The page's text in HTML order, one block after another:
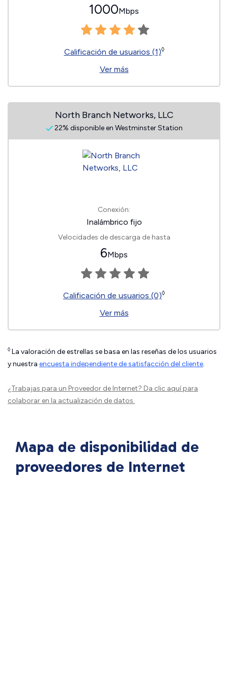
1000Mbps
Calificación de usuarios (1)◊
Ver más
North Branch Networks, LLC
22% disponible en Westminster Station
Conexión:
Inalámbrico fijo
Velocidades de descarga de hasta
6Mbps
Calificación de usuarios (0)◊
Ver más
◊ La valoración de estrellas se basa en las reseñas de los usuarios
y nuestra encuesta independiente de satisfacción del cliente.
¿Trabajas para un Proveedor de Internet? Da clic aquípara
colaborar en la actualización de datos.
Mapa de disponibilidad de
proveedores de Internet